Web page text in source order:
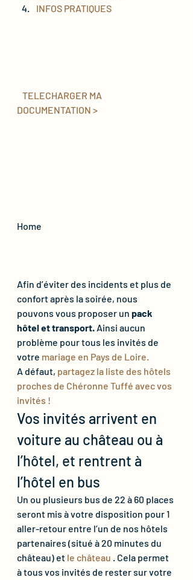
INFOS PRATIQUES
  TELECHARGER MA
DOCUMENTATION >
Home
Afin d’éviter des incidents et plus de
confort après la soirée, nous
pouvons vous proposer un pack
hôtel et transport. Ainsi aucun
problème pour tous les invités de
votre mariage en Pays de Loire.
A défaut, partagez la liste des hôtels
proches de Chéronne Tuffé avec vos
invités !
Vos invités arrivent en
voiture au château ou à
l’hôtel, et rentrent à
l’hôtel en bus
Un ou plusieurs bus de 22 à 60 places
seront mis à votre disposition pour 1
aller-retour entre l’un de nos hôtels
partenaires (situé à 20 minutes du
château) et le château . Cela permet
à tous vos invités de rester sur votre